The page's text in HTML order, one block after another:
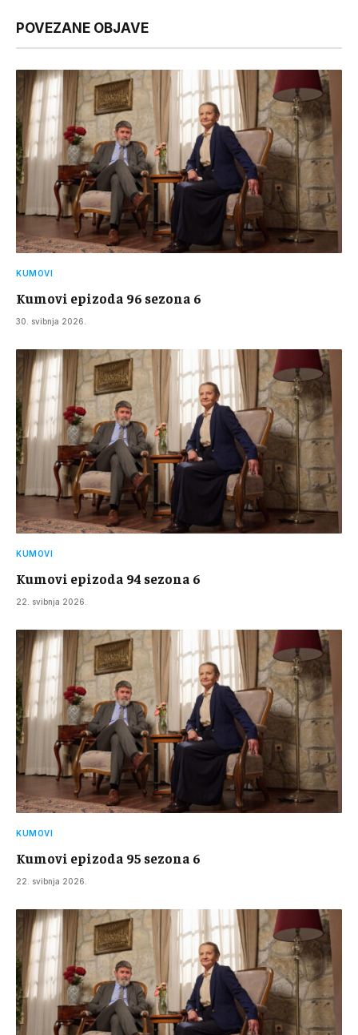
POVEZANE OBJAVE
KUMOVI
Kumovi epizoda 96 sezona 6
30. svibnja 2026.
KUMOVI
Kumovi epizoda 94 sezona 6
22. svibnja 2026.
KUMOVI
Kumovi epizoda 95 sezona 6
22. svibnja 2026.